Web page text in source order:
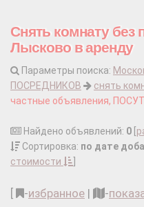
Снять комнату без
Лысково в аренду
Параметры поиска:
ПОСРЕДНИКОВ
снять
частные объявления,
Найдено объявлений: 0
Сортировка: по дате
стоимости
-избранное | -